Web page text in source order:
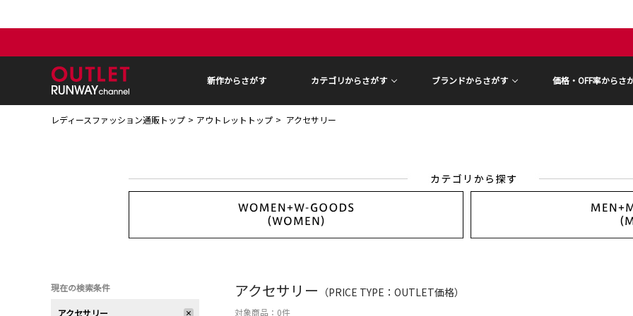
新作からさがす カテゴリからさがす ブランドからさがす 価格・OFF率からさ
レディースファッション通販トップ アウトレットトップ アクセサリー
アクセサリー （PRICE TYPE：OUTLET価格）
対象商品： 0件
現在の検索条件
アクセサリー